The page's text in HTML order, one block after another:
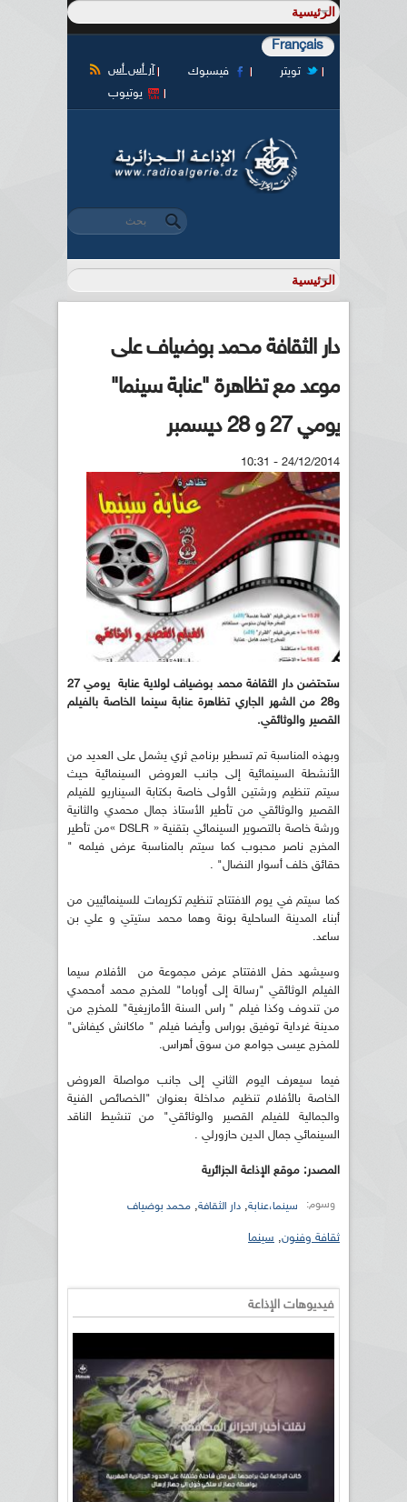
Français
آر أس أس فيسبوك
تويتر
يوتيوب
استمارة البحث
‏بحث ‏
دار الثقافة محمد بوضياف على
موعد مع تظاهرة "عنابة سينما"
يومي 27 و 28 ديسمبر
24/12/2014 - 10:31
ستحتضن دار الثقافة محمد بوضياف لولاية عنابة يومي 27
و28 من الشهر الجاري تظاهرة عنابة سينما الخاصة بالفيلم
القصير والوثائقي.
وبهذه المناسبة تم تسطير برنامج ثري يشمل على العديد من
الأنشطة السينمائية إلى جانب العروض السينمائية حيث
سيتم تنظيم ورشتين الأولى خاصة بكتابة السيناريو للفيلم
القصير والوثائقي من تأطير الأستاذ جمال محمدي والثانية
ورشة خاصة بالتصوير السينمائي بتقنية « DSLR »من تأطير
المخرج ناصر محبوب كما سيتم بالمناسبة عرض فيلمه "
حقائق خلف أسوار النضال" .
كما سيتم في يوم الافتتاح تنظيم تكريمات للسينمائيين من
أبناء المدينة الساحلية بونة وهما محمد ستيتي و علي بن
ساعد.
وسيشهد حفل الافتتاح عرض مجموعة من الأفلام سيما
الفيلم الوثائقي "رسالة إلى أوباما" للمخرج محمد أمحمدي
من تندوف وكذا فيلم " راس السنة الأمازيغية" للمخرج من
مدينة غرداية توفيق بوراس وأيضا فيلم " ماكانش كيفاش"
للمخرج عيسى جوامع من سوق أهراس.
فيما سيعرف اليوم الثاني إلى جانب مواصلة العروض
الخاصة بالأفلام تنظيم مداخلة بعنوان "الخصائص الفنية
والجمالية للفيلم القصير والوثائقي" من تنشيط الناقد
السينمائي جمال الدين حازورلي .
المصدر: موقع الإذاعة الجزائرية
وسوم: سينما،عنابة, دار الثقافة, محمد بوضياف
ثقافة وفنون, سينما
فيديوهات الإذاعة